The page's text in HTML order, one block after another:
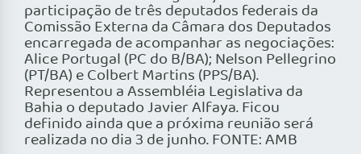
participação de três deputados federais da
Comissão Externa da Câmara dos Deputados
encarregada de acompanhar as negociações:
Alice Portugal (PC do B/BA); Nelson Pellegrino
(PT/BA) e Colbert Martins (PPS/BA).
Representou a Assembléia Legislativa da
Bahia o deputado Javier Alfaya. Ficou
definido ainda que a próxima reunião será
realizada no dia 3 de junho. FONTE: AMB